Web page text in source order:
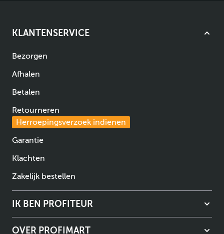
KLANTENSERVICE
Bezorgen
Afhalen
Betalen
Retourneren
Herroepingsverzoek indienen
Garantie
Klachten
Zakelijk bestellen
IK BEN PROFITEUR
OVER PROFIMART